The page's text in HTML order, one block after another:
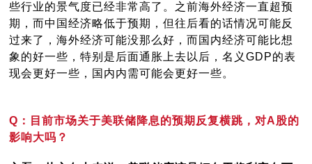
些行业的景气度已经非常高了。之前海外经济一直超预
期，而中国经济略低于预期，但往后看的话情况可能反
过来了，海外经济可能没那么好，而国内经济可能比想
象的好一些，特别是后面通胀上去以后，名义GDP的表
现会更好一些，国内内需可能会更好一些。
Q：目前市场关于美联储降息的预期反复横跳，对A股的
影响大吗？